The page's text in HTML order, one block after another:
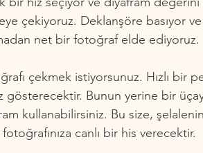
çekiyoruz. Deklanşöre basıyor
net bir fotoğraf elde ediyoruz.
çekmek istiyorsunuz. Hızlı bir
gösterecektir. Bunun yerine bir
kullanabilirsiniz. Bu size,
canlı bir his verecektir.